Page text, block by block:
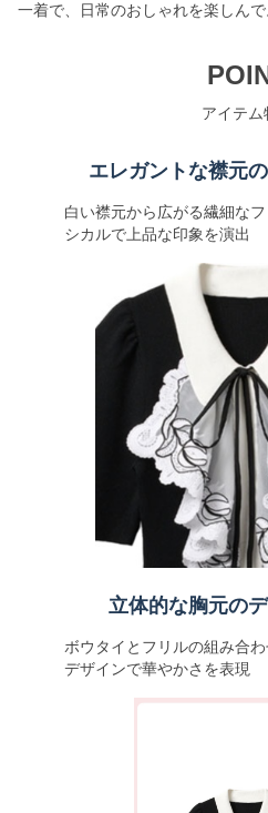
一着で、日常のおしゃれを楽しんで
アイテム
エレガントな襟元
白い襟元から広がる繊細な
シカルで上品な印象を演出
立体的な胸元の
ボウタイとフリルの組み合
デザインで華やかさを表現